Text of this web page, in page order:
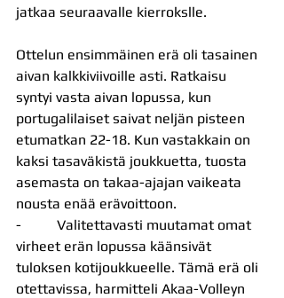
jatkaa seuraavalle kierrokslle.
Ottelun ensimmäinen erä oli tasainen
aivan kalkkiviivoille asti. Ratkaisu
syntyi vasta aivan lopussa, kun
portugalilaiset saivat neljän pisteen
etumatkan 22-18. Kun vastakkain on
kaksi tasaväkistä joukkuetta, tuosta
asemasta on takaa-ajajan vaikeata
nousta enää erävoittoon.
-          Valitettavasti muutamat omat
virheet erän lopussa käänsivät
tuloksen kotijoukkueelle. Tämä erä oli
otettavissa, harmitteli Akaa-Volleyn